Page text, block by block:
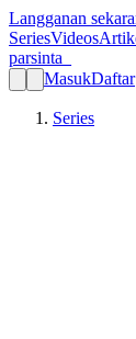
Langganan
SeriesVideos
parsinta_
MasukDaftar
Series